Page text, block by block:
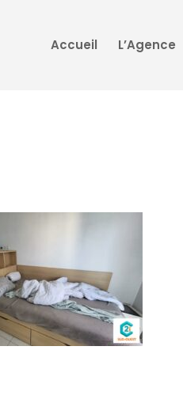
Accueil L’Agence